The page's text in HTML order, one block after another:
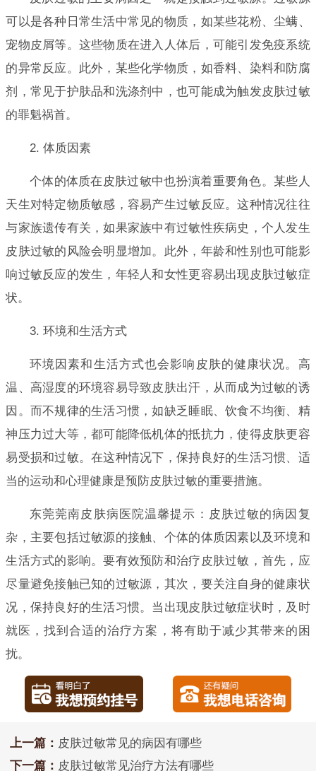
可以是各种日常生活中常见的物质，如某些花粉、尘螨、
宠物皮屑等。这些物质在进入人体后，可能引发免疫系统
的异常反应。此外，某些化学物质，如香料、染料和防腐
剂，常见于护肤品和洗涤剂中，也可能成为触发皮肤过敏
的罪魁祸首。
2. 体质因素
个体的体质在皮肤过敏中也扮演着重要角色。某些人
天生对特定物质敏感，容易产生过敏反应。这种情况往往
与家族遗传有关，如果家族中有过敏性疾病史，个人发生
皮肤过敏的风险会明显增加。此外，年龄和性别也可能影
响过敏反应的发生，年轻人和女性更容易出现皮肤过敏症
状。
3. 环境和生活方式
环境因素和生活方式也会影响皮肤的健康状况。高
温、高湿度的环境容易导致皮肤出汗，从而成为过敏的诱
因。而不规律的生活习惯，如缺乏睡眠、饮食不均衡、精
神压力过大等，都可能降低机体的抵抗力，使得皮肤更容
易受损和过敏。在这种情况下，保持良好的生活习惯、适
当的运动和心理健康是预防皮肤过敏的重要措施。
东莞莞南皮肤病医院温馨提示：皮肤过敏的病因复
杂，主要包括过敏源的接触、个体的体质因素以及环境和
生活方式的影响。要有效预防和治疗皮肤过敏，首先，应
尽量避免接触已知的过敏源，其次，要关注自身的健康状
况，保持良好的生活习惯。当出现皮肤过敏症状时，及时
就医，找到合适的治疗方案，将有助于减少其带来的困
扰。
上一篇： 皮肤过敏常见的病因有哪些
下一篇： 皮肤过敏常见治疗方法有哪些